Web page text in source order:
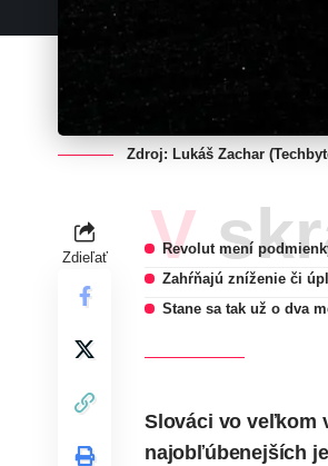
Zdroj: Lukáš Zachar
Zdieľať V
Revolut mení
Zahŕňajú zníženie či
Stane sa tak už o dva
Slováci vo veľkom
najobľúbenejších